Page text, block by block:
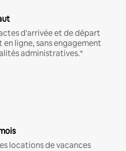
d'arrivée et de départ
ligne, sans engagement
administratives.*
locations de vacances